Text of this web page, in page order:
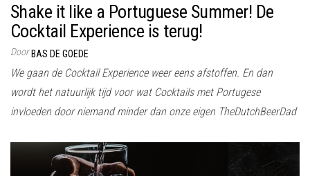
Shake it like a Portuguese Summer! De
Cocktail Experience is terug!
Door BAS DE GOEDE
We gaan de Cocktail Experience weer eens afstoffen. En dan
wordt het natuurlijk tijd voor wat Cocktails met Portugese
invloeden door niemand minder dan onze eigen TheDutchBeerDad